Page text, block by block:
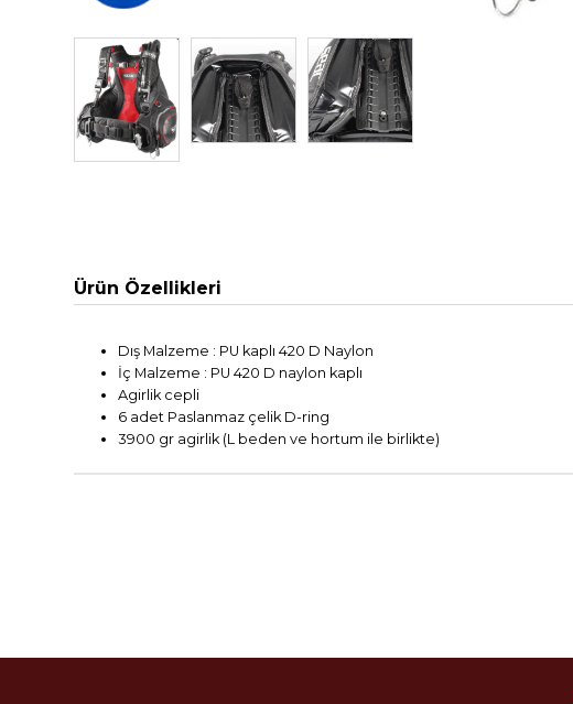
Ürün Özellikleri
Dış Malzeme : PU kaplı 420 D Naylon
İç Malzeme : PU 420 D naylon kaplı
Agirlik cepli
6 adet Paslanmaz çelik D-ring
3900 gr agirlik (L beden ve hortum ile birlikte)